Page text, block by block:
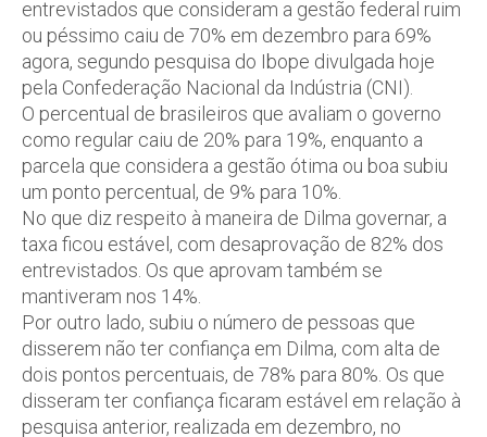
entrevistados que consideram a gestão federal ruim
ou péssimo caiu de 70% em dezembro para 69%
agora, segundo pesquisa do Ibope divulgada hoje
pela Confederação Nacional da Indústria (CNI).
O percentual de brasileiros que avaliam o governo
como regular caiu de 20% para 19%, enquanto a
parcela que considera a gestão ótima ou boa subiu
um ponto percentual, de 9% para 10%.
No que diz respeito à maneira de Dilma governar, a
taxa ficou estável, com desaprovação de 82% dos
entrevistados. Os que aprovam também se
mantiveram nos 14%.
Por outro lado, subiu o número de pessoas que
disserem não ter confiança em Dilma, com alta de
dois pontos percentuais, de 78% para 80%. Os que
disseram ter confiança ficaram estável em relação à
pesquisa anterior, realizada em dezembro, no